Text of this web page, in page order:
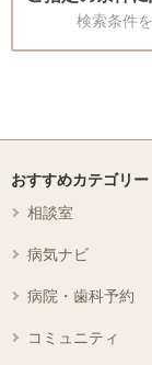
検索条件
おすすめカテゴリー
相談室
病気ナビ
病院・歯科予約
コミュニティ